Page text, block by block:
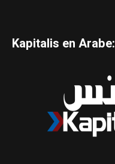
Kapitalis en Arabe: